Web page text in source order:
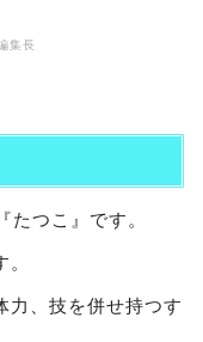
集長
たつこ』です。
力、技を併せ持つす